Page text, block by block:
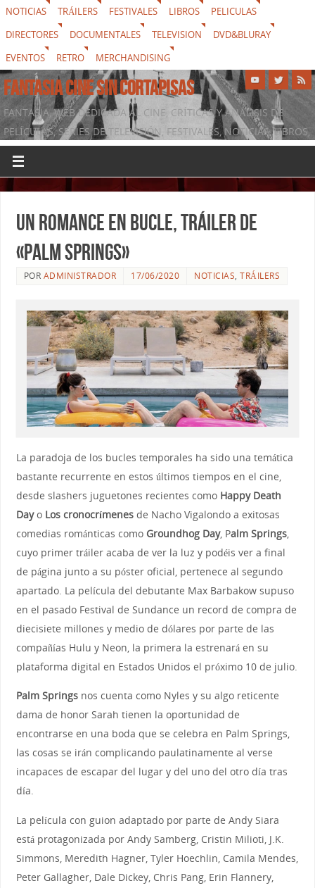
NOTICIAS TRÁILERS FESTIVALES LIBROS
PELICULAS
DIRECTORES
DOCUMENTALES TELEVISION
DVD&BLURAY
EVENTOS
RETRO MERCHANDISING
FANTASIA CINE SIN CORTAPISAS
FANTASIA, WEB DEDICADA AL CINE, CRÍTICAS Y ANÁLISIS DE
PELÍCULAS, SERIES DE TELEVISIÓN, FESTIVALES, NOTICIAS, LIBROS,
DVD & BLURAY, MERCHANDISING Y TODO LO QUE RODEA AL
SÉPTIMO ARTE
Un romance en bucle, tráiler de
«Palm Springs»
POR ADMINISTRADOR 17/06/2020 NOTICIAS,TRÁILERS
La paradoja de los bucles temporales ha sido una temática
bastante recurrente en estos últimos tiempos en el cine,
desde slashers juguetones recientes como Happy Death
Dayo Los cronocrímenesde Nacho Vigalondo a exitosas
comedias románticas como Groundhog Day, Palm Springs,
cuyo primer tráiler acaba de ver la luz y podéis ver a final
de página junto a su póster oficial, pertenece al segundo
apartado. La película del debutante Max Barbakow supuso
en el pasado Festival de Sundance un record de compra de
diecisiete millones y medio de dólares por parte de las
compañías Hulu y Neon, la primera la estrenará en su
plataforma digital en Estados Unidos el próximo 10 de julio.
Palm Springsnos cuenta como Nyles y su algo reticente
dama de honor Sarah tienen la oportunidad de
encontrarse en una boda que se celebra en Palm Springs,
las cosas se irán complicando paulatinamente al verse
incapaces de escapar del lugar y del uno del otro día tras
día.
La película con guion adaptado por parte de Andy Siara
está protagonizada por Andy Samberg, Cristin Milioti, J.K.
Simmons, Meredith Hagner, Tyler Hoechlin, Camila Mendes,
Peter Gallagher, Dale Dickey, Chris Pang, Erin Flannery,